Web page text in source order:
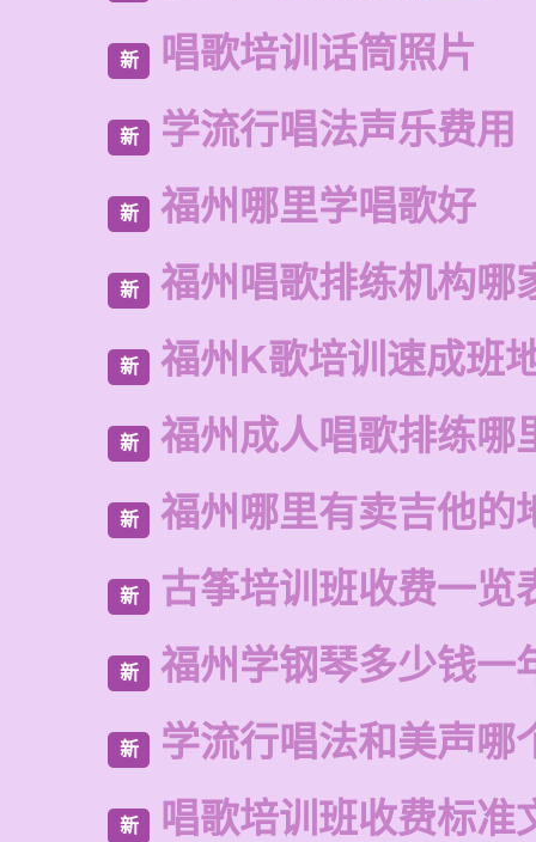
新 唱歌培训话筒照片
新 学流行唱法声乐费用
新 福州哪里学唱歌好
新 福州唱歌排练机构哪
新 福州K歌培训速成班
新 福州成人唱歌排练哪
新 福州哪里有卖吉他的
新 古筝培训班收费一览
新 福州学钢琴多少钱一
新 学流行唱法和美声哪
新 唱歌培训班收费标准